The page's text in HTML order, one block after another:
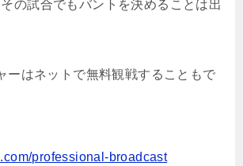
の試合でもバントを決めることは出
ーはネットで無料観戦することもで
professional-broadcast